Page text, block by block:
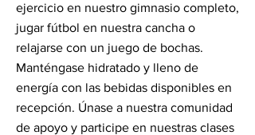
ejercicio en nuestro gimnasio completo,
jugar fútbol en nuestra cancha o
relajarse con un juego de bochas.
Manténgase hidratado y lleno de
energía con las bebidas disponibles en
recepción. Únase a nuestra comunidad
de apoyo y participe en nuestras clases